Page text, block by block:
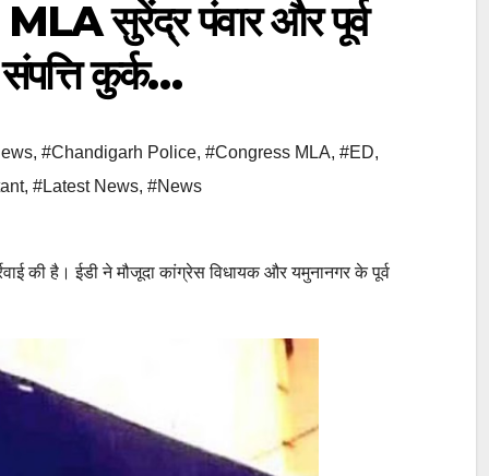
सुरेंद्र पंवार और पूर्व
कुर्क…
, #Chandigarh Police, #Congress MLA, #ED,
, #Latest News, #News
की है। ईडी ने मौजूदा कांग्रेस विधायक और यमुनानगर के पूर्व